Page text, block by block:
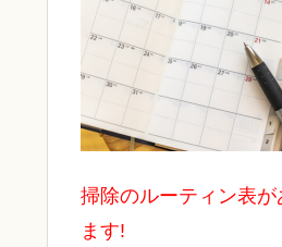
掃除のルーティン表
ます!